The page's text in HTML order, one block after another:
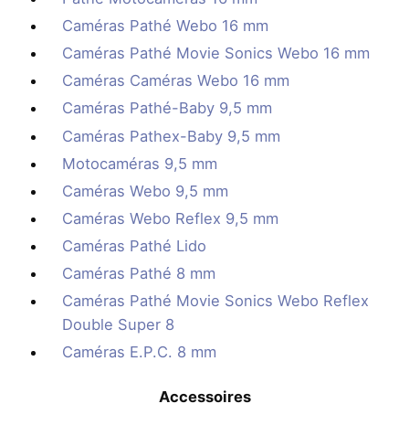
Caméras Pathé Webo 16 mm
Caméras Pathé Movie Sonics Webo 16 mm
Caméras Caméras Webo 16 mm
Caméras Pathé-Baby 9,5 mm
Caméras Pathex-Baby 9,5 mm
Motocaméras 9,5 mm
Caméras Webo 9,5 mm
Caméras Webo Reflex 9,5 mm
Caméras Pathé Lido
Caméras Pathé 8 mm
Caméras Pathé Movie Sonics Webo Reflex
Double Super 8
Caméras E.P.C. 8 mm
Accessoires